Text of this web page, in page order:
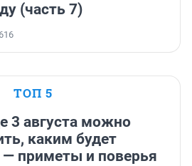
(часть 7)
616
ТОП 5
3 августа можно
каким будет
— приметы и поверья